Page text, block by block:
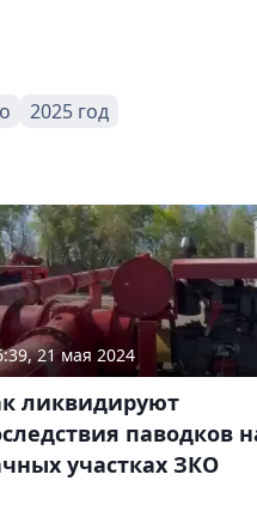
2025 год
21 мая 2024
ликвидируют
паводков
участках ЗКО